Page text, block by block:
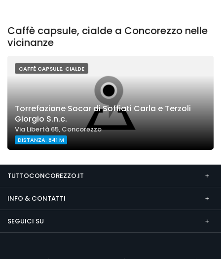
Caffè capsule, cialde a Concorezzo nelle
vicinanze
CAFFÈ CAPSULE, CIALDE
Torrefazione Socar di Soffiati Carla e Terzoli
Giorgio S.n.c.
Via Libertà 65, Concorezzo
DISTANZA: 841 M
TUTTOCONCOREZZO.IT
INFO & CONTATTI
SEGUICI SU